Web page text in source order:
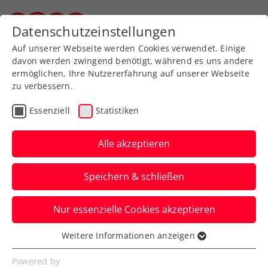
Zurück zur Newsübersicht
Senioren
Bundesländercup der
SeniorInnen - Aufstieg ins
Halbfinale geschafft
Äußerst erfolgreich verlief die Vorrunde
des Bundesländercups gegen Tirol beim
Stanglwirt in Going am vergangenen
Samstag.
Datenschutzeinstellungen
Auf unserer Webseite werden Cookies verwendet. Einige
davon werden zwingend benötigt, während es uns andere
ermöglichen, Ihre Nutzererfahrung auf unserer Webseite
zu verbessern.
Essenziell Statistiken
Alle akzeptieren
Speichern & schließen
Nur essenzielle Cookies akzeptieren
Essenziell
Essenzielle Cookies werden für grundlegende
Weitere Informationen anzeigen
Powered by